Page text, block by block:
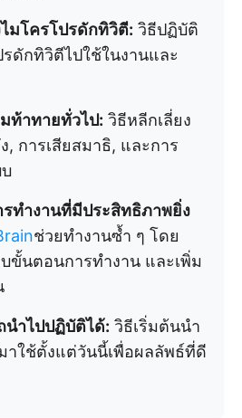
มโครโปรดักทิวิตี: วิธีปฏิบัติ
ดักทิวิตีไปใช้ในงานและ
ท้าทายทั่วไป: วิธีหลีกเลี่ยง
, การเสียสมาธิ, และการ
รทำงานที่มีประสิทธิภาพยิ่ง
ช่วยทำงานซ้ำ ๆ โดย
ขั้นตอนการทำงาน และเพิ่ม
นำไปปฏิบัติได้: วิธีเริ่มต้นนำ
าใช้ตั้งแต่วันนี้เพื่อผลลัพธ์ที่ดี